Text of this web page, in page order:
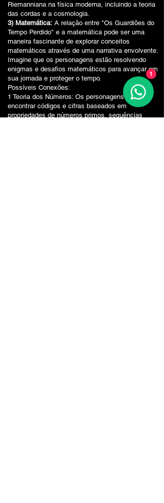
Riemanniana na física moderna, incluindo a teoria
das cordas e a cosmologia.
3) Matemática: A relação entre "Os Guardiões do
Tempo Perdido" e a matemática pode ser uma
maneira fascinante de explorar conceitos
matemáticos através de uma narrativa envolvente.
Imagine que os personagens estão resolvendo
enigmas e desafios matemáticos para avançar em
sua jornada e proteger o tempo.
Possíveis Conexões:
1 Teoria dos Números: Os personagens podem
encontrar códigos e cifras baseados em
propriedades de números primos, sequências
1